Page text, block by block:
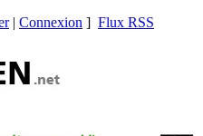
| Connexion ] Flux RSS